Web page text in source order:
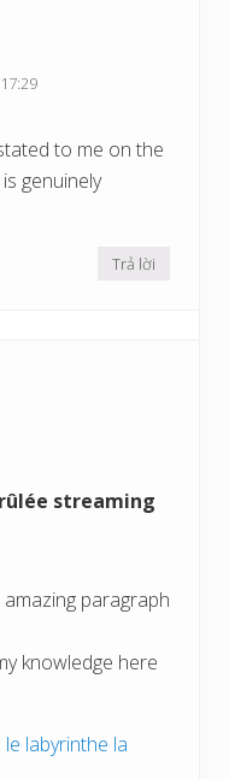
to me on the
genuinely
Trả lời
streaming
paragraph
knowledge here
le labyrinthe la